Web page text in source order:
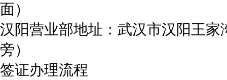
面）
汉阳营业部地址：武汉市汉阳王
旁）
签证办理流程